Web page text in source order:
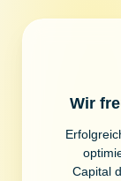
Wir
Capital